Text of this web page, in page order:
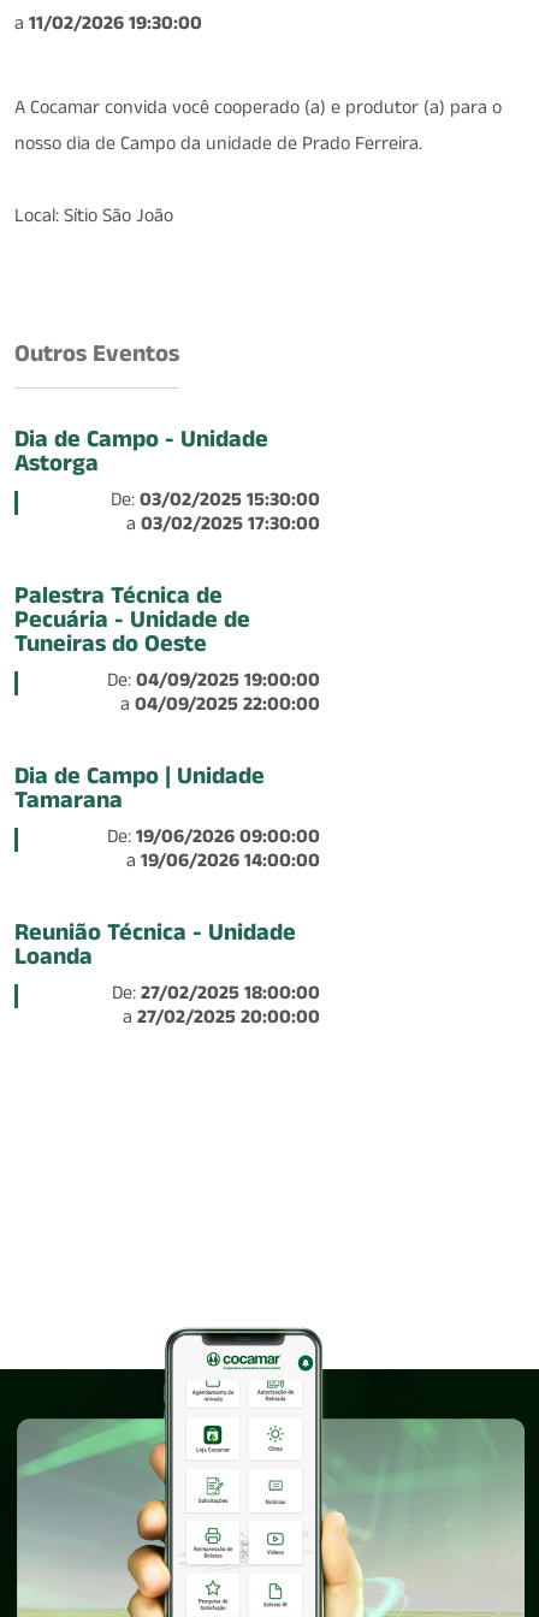
a 11/02/2026 19:30:00
A Cocamar convida você cooperado (a) e produtor (a) para o
nosso dia de Campo da unidade de Prado Ferreira.
Local: Sítio São João
Outros Eventos
Dia de Campo - Unidade
Astorga
De:03/02/2025 15:30:00
a03/02/2025 17:30:00
Palestra Técnica de
Pecuária - Unidade de
Tuneiras do Oeste
De:04/09/2025 19:00:00
a04/09/2025 22:00:00
Dia de Campo | Unidade
Tamarana
De:19/06/2026 09:00:00
a19/06/2026 14:00:00
Reunião Técnica - Unidade
Loanda
De:27/02/2025 18:00:00
a27/02/2025 20:00:00